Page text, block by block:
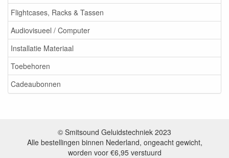
Flightcases, Racks & Tassen
Audiovisueel / Computer
Installatie Materiaal
Toebehoren
Cadeaubonnen
© Smitsound Geluidstechniek 2023
Alle bestellingen binnen Nederland, ongeacht gewicht,
worden voor €6,95 verstuurd